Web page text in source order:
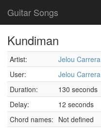
Guitar Songs
Kundiman
Artist: Jelou Carrera
User:
Jelou Carrera
Duration:
130 seconds
Delay:
12 seconds
Chord names: Not defined